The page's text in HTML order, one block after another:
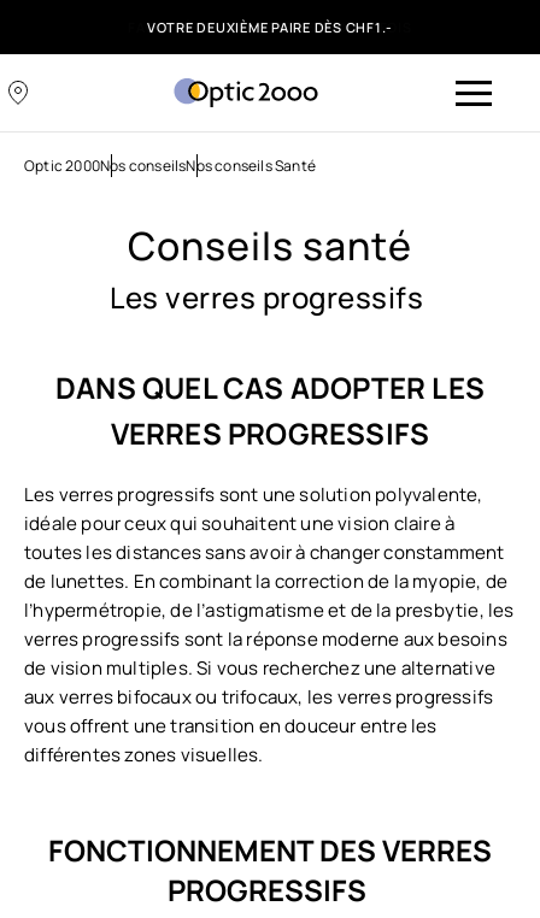
VOTRE DEUXIÈME PAIRE DÈS CHF1.-
FACILITÉS DE PAIEMENT : 3, 6 OU 12 FOIS
Optic 2000Nos conseilsNos conseils Santé
Conseils santé
Les verres progressifs
DANS QUEL CAS ADOPTER LES
VERRES PROGRESSIFS
Les verres progressifs sont une solution polyvalente,
idéale pour ceux qui souhaitent une vision claire à
toutes les distances sans avoir à changer constamment
de lunettes. En combinant la correction de la myopie, de
l’hypermétropie, de l’astigmatisme et de la presbytie, les
verres progressifs sont la réponse moderne aux besoins
de vision multiples. Si vous recherchez une alternative
aux verres bifocaux ou trifocaux, les verres progressifs
vous offrent une transition en douceur entre les
différentes zones visuelles.
FONCTIONNEMENT DES VERRES
PROGRESSIFS